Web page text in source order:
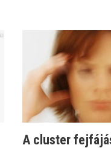
A cluster